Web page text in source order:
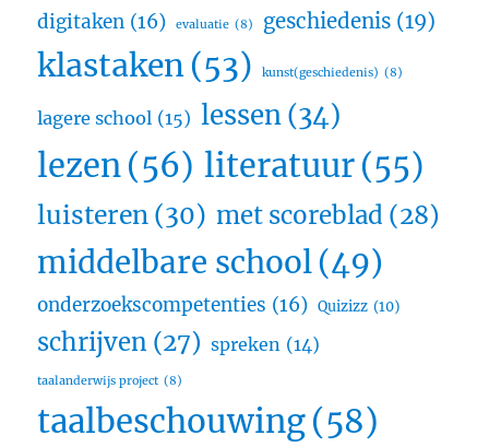
digitaken (16) evaluatie (8) geschiedenis (19)
klastaken(53) kunst(geschiedenis) (8)
lagere school (15) lessen(34)
lezen(56) literatuur(55)
luisteren (30) met scoreblad (28)
middelbare school(49)
onderzoekscompetenties (16) Quizizz (10)
schrijven (27) spreken (14)
taalanderwijs project (8)
taalbeschouwing(58)